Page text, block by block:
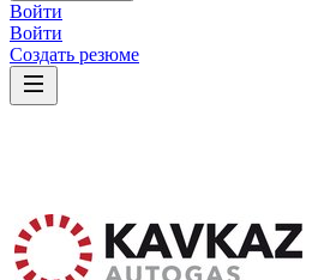
Войти
Войти
Создать резюме